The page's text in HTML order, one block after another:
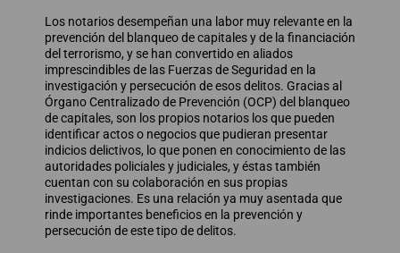
Los notarios desempeñan una labor muy relevante en la
prevención del blanqueo de capitales y de la financiación
del terrorismo, y se han convertido en aliados
imprescindibles de las Fuerzas de Seguridad en la
investigación y persecución de esos delitos. Gracias al
Órgano Centralizado de Prevención (OCP) del blanqueo
de capitales, son los propios notarios los que pueden
identificar actos o negocios que pudieran presentar
indicios delictivos, lo que ponen en conocimiento de las
autoridades policiales y judiciales, y éstas también
cuentan con su colaboración en sus propias
investigaciones. Es una relación ya muy asentada que
rinde importantes beneficios en la prevención y
persecución de este tipo de delitos.